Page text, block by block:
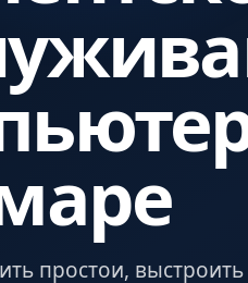
простои,